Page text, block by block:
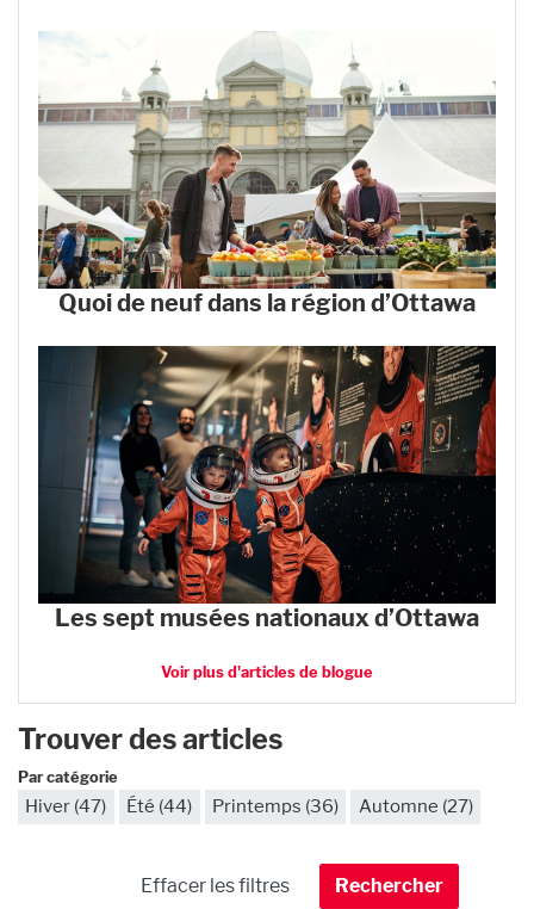
Quoi de neuf dans la région d’Ottawa
Les sept musées nationaux d’Ottawa
Voir plus d'articles de blogue
Trouver des articles
Par catégorie
Hiver (47) Été (44) Printemps (36) Automne (27)